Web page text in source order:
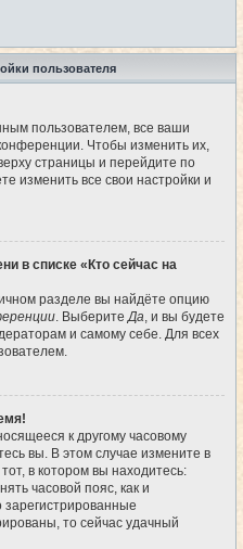
пользователя
пользователем, все ваши
Чтобы изменить их,
страницы и перейдите по
изменить все свои настройки и
в списке «Кто сейчас на
разделе вы найдёте опцию
. ВыберитеДа, и вы будете
и самому себе. Для всех
к другому часовому
вы. В этом случае измените в
в котором вы находитесь:
часовой пояс, как и
зарегистрированные
то сейчас удачный